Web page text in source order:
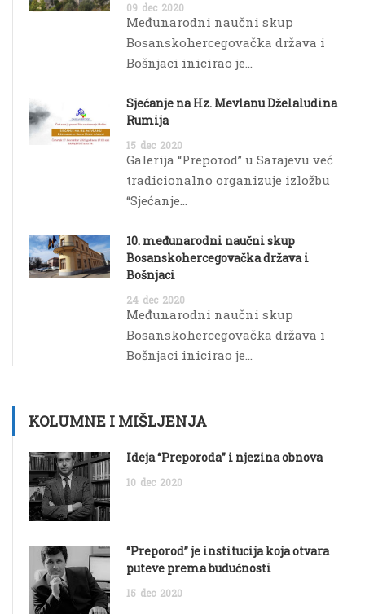
09 dec 2020
Međunarodni naučni skup
Bosanskohercegovačka država i
Bošnjaci inicirao je...
Sjećanje na Hz. Mevlanu Dželaludina
Rumija
15 dec 2020
Galerija “Preporod” u Sarajevu već
tradicionalno organizuje izložbu
“Sjećanje...
10. međunarodni naučni skup
Bosanskohercegovačka država i
Bošnjaci
24 dec 2020
Međunarodni naučni skup
Bosanskohercegovačka država i
Bošnjaci inicirao je...
KOLUMNE I MIŠLJENJA
Ideja “Preporoda” i njezina obnova
10 dec 2020
“Preporod” je institucija koja otvara
puteve prema budućnosti
15 dec 2020